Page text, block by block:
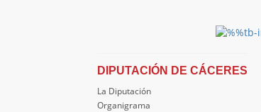
DIPUTACIÓN DE CÁCERES
La Diputación
Organigrama